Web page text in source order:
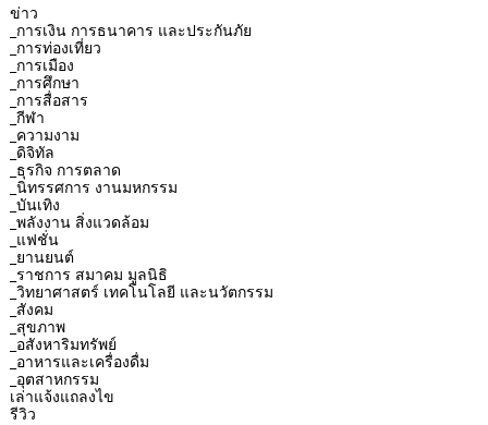
ข่าว
_การเงิน การธนาคาร และประกันภัย
_การท่องเที่ยว
_การเมือง
_การศึกษา
_การสื่อสาร
_กีฬา
_ความงาม
_ดิจิทัล
_ธุรกิจ การตลาด
_นิทรรศการ งานมหกรรม
_บันเทิง
_พลังงาน สิ่งแวดล้อม
_แฟชั่น
_ยานยนต์
_ราชการ สมาคม มูลนิธิ
_วิทยาศาสตร์ เทคโนโลยี และนวัตกรรม
_สังคม
_สุขภาพ
_อสังหาริมทรัพย์
_อาหารและเครื่องดื่ม
_อุตสาหกรรม
เล่าแจ้งแถลงไข
รีวิว